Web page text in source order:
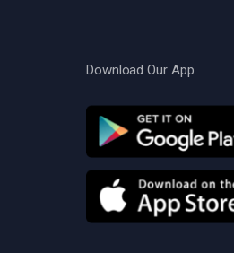
Download Our App